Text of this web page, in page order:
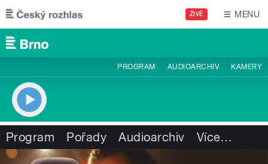
Přejít k hlavnímu obsahu
ŽIVĚ MENU
PROGRAM AUDIOARCHIV KAMERY
Program Pořady Audioarchiv Více…